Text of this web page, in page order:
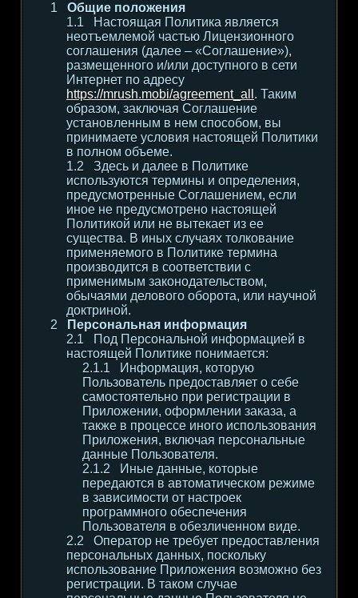
Общие положения
Настоящая Политика является
неотъемлемой частью Лицензионного
соглашения (далее – «Соглашение»),
размещенного и/или доступного в сети
Интернет по адресу
https://mrush.mobi/agreement_all . Таким
образом, заключая Соглашение
установленным в нем способом, вы
принимаете условия настоящей Политики
в полном объеме.
Здесь и далее в Политике
используются термины и определения,
предусмотренные Соглашением, если
иное не предусмотрено настоящей
Политикой или не вытекает из ее
существа. В иных случаях толкование
применяемого в Политике термина
производится в соответствии с
применимым законодательством,
обычаями делового оборота, или научной
доктриной.
Персональная информация
Под Персональной информацией в
настоящей Политике понимается:
Информация, которую
Пользователь предоставляет о себе
самостоятельно при регистрации в
Приложении, оформлении заказа, а
также в процессе иного использования
Приложения, включая персональные
данные Пользователя.
Иные данные, которые
передаются в автоматическом режиме
в зависимости от настроек
программного обеспечения
Пользователя в обезличенном виде.
Оператор не требует предоставления
персональных данных, поскольку
использование Приложения возможно без
регистрации. В таком случае